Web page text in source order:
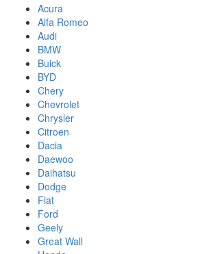
Acura
Alfa Romeo
Audi
BMW
Buick
BYD
Chery
Chevrolet
Chrysler
Citroen
Dacia
Daewoo
Daihatsu
Dodge
Fiat
Ford
Geely
Great Wall